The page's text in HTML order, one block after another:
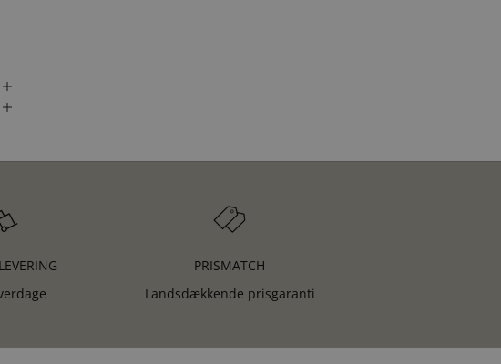
PRISMATCH
Landsdækkende prisgaranti